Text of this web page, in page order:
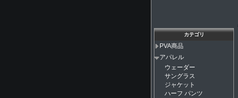
カテゴリ
PVA商品
アパレル
ウェーダー
サングラス
ジャケット
ハーフ パンツ